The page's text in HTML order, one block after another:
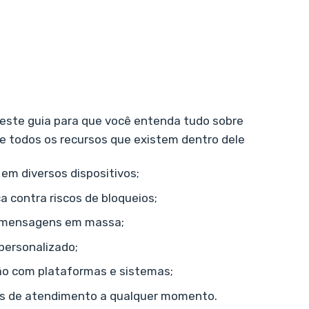
guia para que você entenda tudo sobre
todos os recursos que existem dentro dele
em diversos dispositivos;
contra riscos de bloqueios;
em massa;
com plataformas e sistemas;
de atendimento a qualquer momento.